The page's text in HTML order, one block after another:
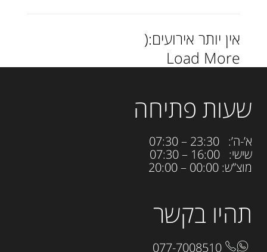
אין יותר אירועים:(
Load More
תהיו בקשר
שעות פתיחה
א’-ה’: 23:30 – 07:30
שישי: 16:00 – 07:30
מוצ”ש: 00:00 – 20:00